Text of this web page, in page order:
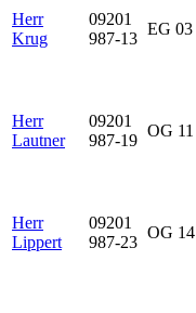
Herr
Krug
09201
987-13
EG 03
Herr
Lautner
09201
987-19
OG 11
Herr
Lippert
09201
987-23
OG 14